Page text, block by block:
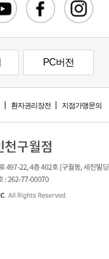
PC버전
환자권리장전 지점가맹문의